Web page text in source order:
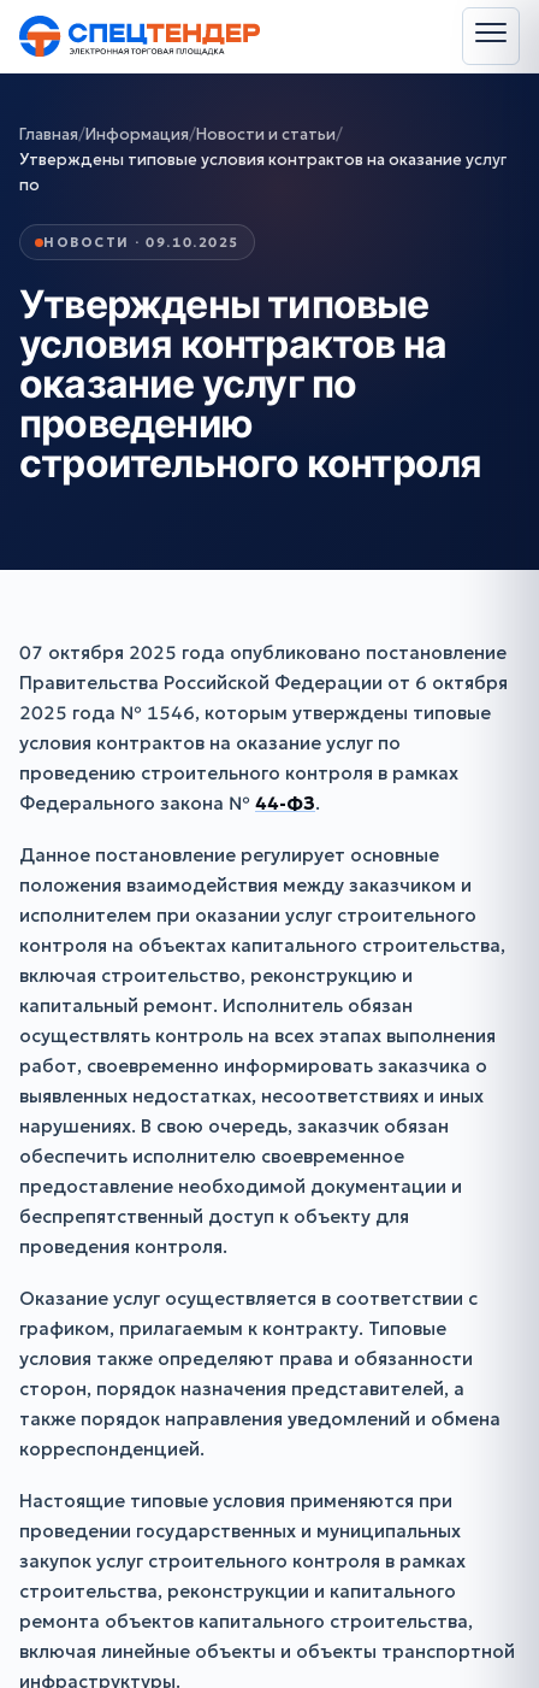
Главная/Информация/Новости и статьи/
Утверждены типовые условия контрактов на оказание услуг
по
НОВОСТИ · 09.10.2025
Утверждены типовые
условия контрактов на
оказание услуг по
проведению
строительного контроля
07 октября 2025 года опубликовано постановление
Правительства Российской Федерации от 6 октября
2025 года № 1546, которым утверждены типовые
условия контрактов на оказание услуг по
проведению строительного контроля в рамках
Федерального закона № 44-ФЗ.
Данное постановление регулирует основные
положения взаимодействия между заказчиком и
исполнителем при оказании услуг строительного
контроля на объектах капитального строительства,
включая строительство, реконструкцию и
капитальный ремонт. Исполнитель обязан
осуществлять контроль на всех этапах выполнения
работ, своевременно информировать заказчика о
выявленных недостатках, несоответствиях и иных
нарушениях. В свою очередь, заказчик обязан
обеспечить исполнителю своевременное
предоставление необходимой документации и
беспрепятственный доступ к объекту для
проведения контроля.
Оказание услуг осуществляется в соответствии с
графиком, прилагаемым к контракту. Типовые
условия также определяют права и обязанности
сторон, порядок назначения представителей, а
также порядок направления уведомлений и обмена
корреспонденцией.
Настоящие типовые условия применяются при
проведении государственных и муниципальных
закупок услуг строительного контроля в рамках
строительства, реконструкции и капитального
ремонта объектов капитального строительства,
включая линейные объекты и объекты транспортной
инфраструктуры.